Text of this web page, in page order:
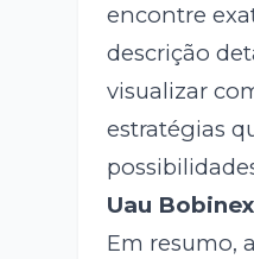
encontre
descrição
visualizar
estratégias
Uau Bobinex
Em resumo,